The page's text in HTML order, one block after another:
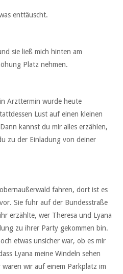
enttäuscht.
sie ließ mich hinten am
Platz nehmen.
Arzttermin wurde heute
Lust auf einen kleinen
kannst du mir alles erzählen,
zu der Einladung von deiner
fahren, dort ist es
Sie fuhr auf der Bundesstraße
erzählte, wer Theresa und Lyana
zu ihrer Party gekommen bin.
etwas unsicher war, ob es mir
Lyana meine Windeln sehen
wir auf einem Parkplatz im